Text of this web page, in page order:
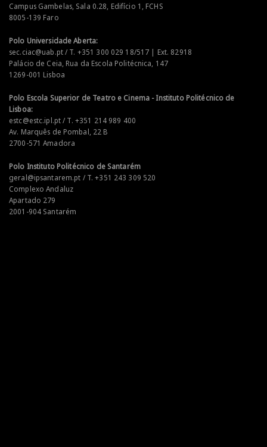
Campus Gambelas, Sala 0.28, Edifício 1, FCHS
8005-139 Faro
Polo Universidade Aberta:
sec.ciac@uab.pt / T. +351 300 029 18/517 | Ext. 82918
Palácio de Ceia, Rua da Escola Politécnica, 147
1269-001 Lisboa
Polo Escola Superior de Teatro e Cinema - Instituto Politécnico de
Lisboa:
estc@estc.ipl.pt / T. +351 214 989 400
Av. Marquês de Pombal, 22 B
2700-571 Amadora
Polo Instituto Politécnico de Santarém
geral@ipsantarem.pt / T. +351 243 309 520
Complexo Andaluz
Apartado 279
2001-904 Santarém